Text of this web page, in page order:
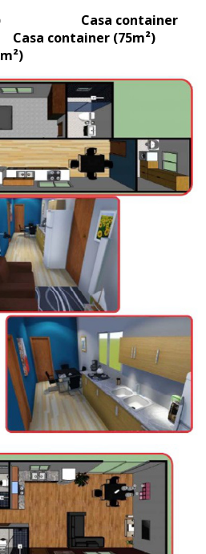
Casa container
(75m²)